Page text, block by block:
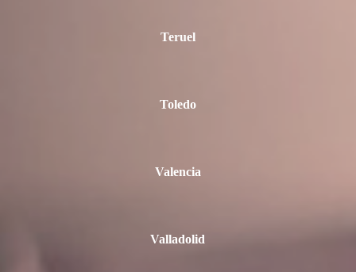
Teruel
Toledo
Valencia
Valladolid